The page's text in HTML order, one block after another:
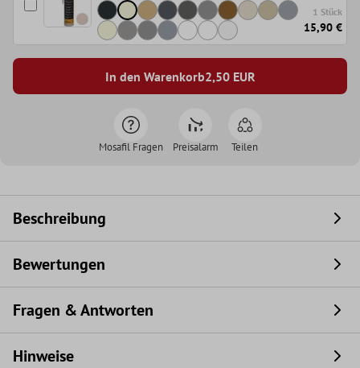
1 Stück
15,90 €
In den Warenkorb2,50EUR
Mosafil Fragen Preisalarm Teilen
Beschreibung
Bewertungen
Fragen & Antworten
Hinweise